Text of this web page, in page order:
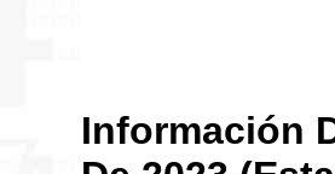
Información